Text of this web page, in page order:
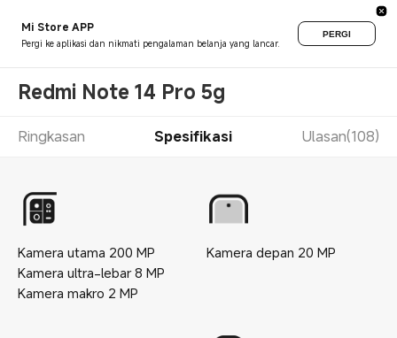
Mi Store APP
Pergi ke aplikasi dan nikmati pengalaman belanja yang lancar.
PERGI
Redmi Note 14 Pro 5g
Ringkasan Spesifikasi Ulasan(108)
Kamera utama 200 MP
Kamera ultra-lebar 8 MP
Kamera makro 2 MP
Kamera depan 20 MP